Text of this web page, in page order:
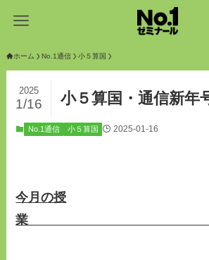
ホーム No.1通信 小５算国
小５算国・通信新年
2025
1/16
No.1通信 小５算国 2025-01-16
今月の授